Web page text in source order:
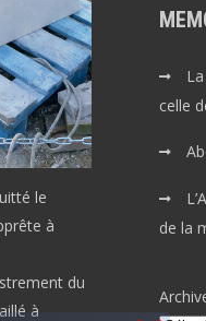
le
à
du
à
celle
de la